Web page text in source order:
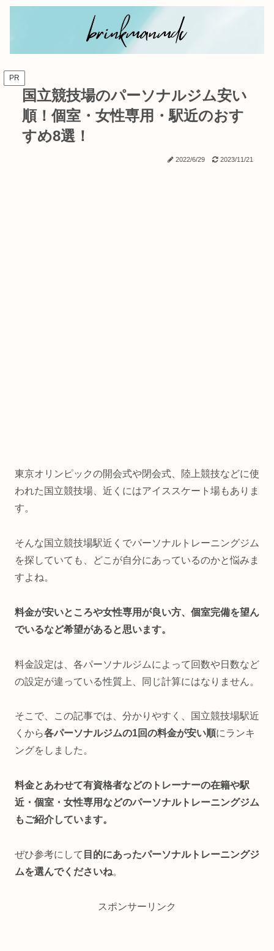
PR
国立競技場のパーソナルジム安い
順！個室・女性専用・駅近のおす
すめ8選！
2022/6/29 2023/11/21
東京オリンピックの開会式や閉会式、陸上競技などに使
われた国立競技場、近くにはアイススケート場もありま
す。
そんな国立競技場駅近くでパーソナルトレーニングジム
を探していても、どこが自分にあっているのかと悩みま
すよね。
料金が安いところや女性専用が良い方、個室完備を望ん
でいるなど希望があると思います。
料金設定は、各パーソナルジムによって回数や日数など
の設定が違っている性質上、同じ計算にはなりません。
そこで、この記事では、分かりやすく、国立競技場駅近
くから各パーソナルジムの1回の料金が安い順にランキ
ングをしました。
料金とあわせて有資格者などのトレーナーの在籍や駅
近・個室・女性専用などのパーソナルトレーニングジム
もご紹介しています。
ぜひ参考にして 目的にあったパーソナルトレーニングジ
ムを選んでくださいね。
スポンサーリンク